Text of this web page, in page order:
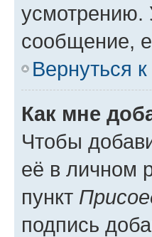
усмотрению.
сообщение,
Вернуться
Как мне
Чтобы
её в личном
пункт
подпись